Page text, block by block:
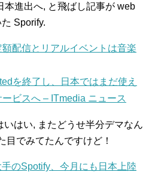
本進出へ, と飛ばし記事が web
Sporify.
配信とリアルイベントは音楽
を終了し、日本ではまだ使え
ビスへ – ITmedia ニュース
はい, またどうせ半分デマなん
目でみてたんですけど！
のSpotify、今月にも日本上陸